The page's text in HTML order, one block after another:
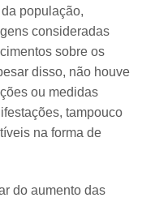
população,
consideradas
sobre os
disso, não houve
ou medidas
tampouco
na forma de
do aumento das